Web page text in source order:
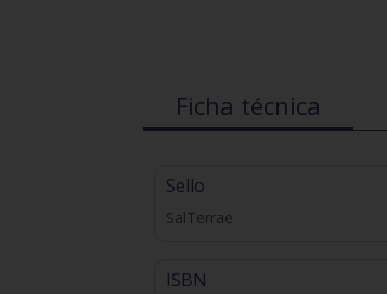
Ficha técnica
Sello
SalTerrae
ISBN